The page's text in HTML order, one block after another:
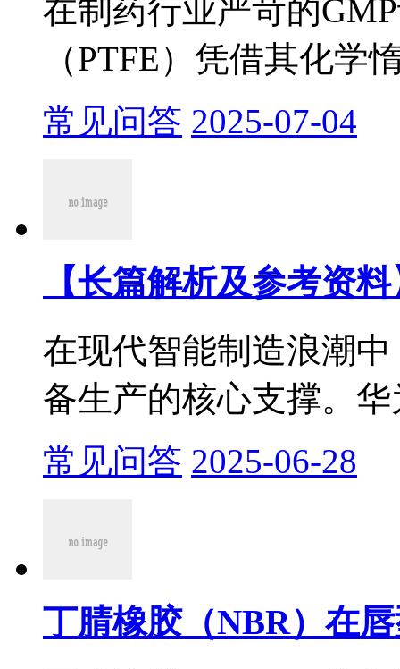
在制药行业严苛的
（PTFE）凭借其化学
常见问答 2025-07-04
【长篇解析及参考资
在现代智能制造浪潮
备生产的核心支撑。
常见问答 2025-06-28
丁腈橡胶（NBR）在